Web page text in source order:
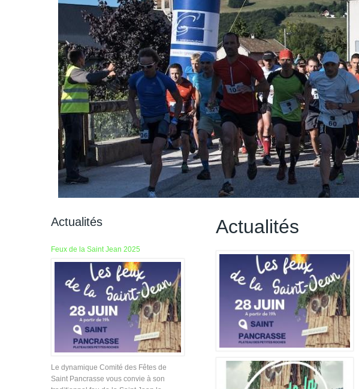
Actualités
Actualités
Feux de la Saint Jean 2025
Le dynamique Comité des Fêtes de
Saint Pancrasse vous convie à son